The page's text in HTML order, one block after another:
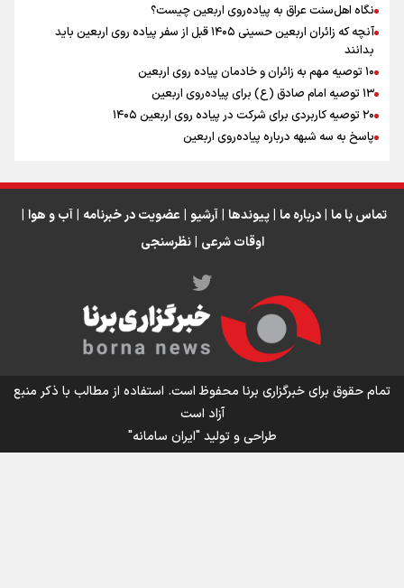
اینفو برنا / جدول کامل فاصله مرز شلمچه تا شهرهای زیارتی
عراق
اینفو برنا/ میزان مالیات بر ارزش افزوده چقدر است؟
نگاه اهل‌سنت عراق به پیاده‌روی اربعین چیست؟
آنچه که زائران اربعین حسینی ۱۴۰۵ قبل از سفر پیاده روی اربعین باید
بدانند
۱۰ توصیه مهم به زائران و خادمان پیاده روی اربعین
۱۳ توصیه امام صادق (ع) برای پیاده‌روی اربعین
۲۰ توصیه کاربردی برای شرکت در پیاده روی اربعین ۱۴۰۵
پاسخ به سه‌ شبهه درباره پیاده‌روی اربعین
تماس با ما درباره ما پیوندها آرشیو عضویت در خبرنامه آب و هوا
اوقات شرعی نظرسنجی
تمام حقوق برای خبرگزاری برنا محفوظ است. استفاده از مطالب با ذکر منبع
آزاد است
طراحی و تولید"ایران سامانه"